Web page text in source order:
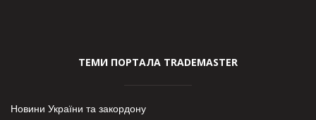
ТЕМИ ПОРТАЛА TRADEMASTER
Новини України та закордону